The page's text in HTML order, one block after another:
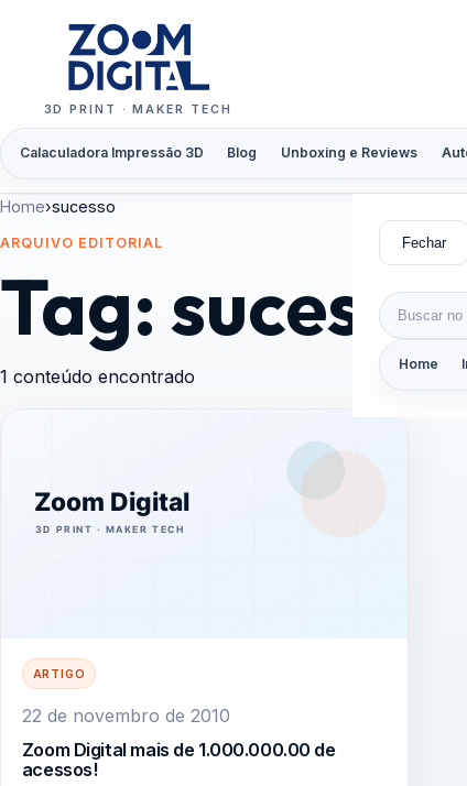
3D PRINT · MAKER TECH
Calaculadora Impressão 3D Blog Unboxing e Reviews
Fechar
Buscar por:
Home
Home›sucesso
ARQUIVO EDITORIAL
Tag:sucesso
1 conteúdo encontrado
ARTIGO
22 de novembro de 2010
Zoom Digital mais de 1.000.000.00 de
acessos!